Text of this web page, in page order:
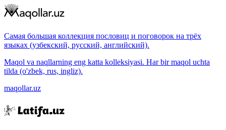
Самая большая коллекция пословиц и поговорок на трёх
языках (узбекский, русский, английский).
Maqol va naqllarning eng katta kolleksiyasi. Har bir maqol uchta
tilda (o'zbek, rus, ingliz).
maqollar.uz